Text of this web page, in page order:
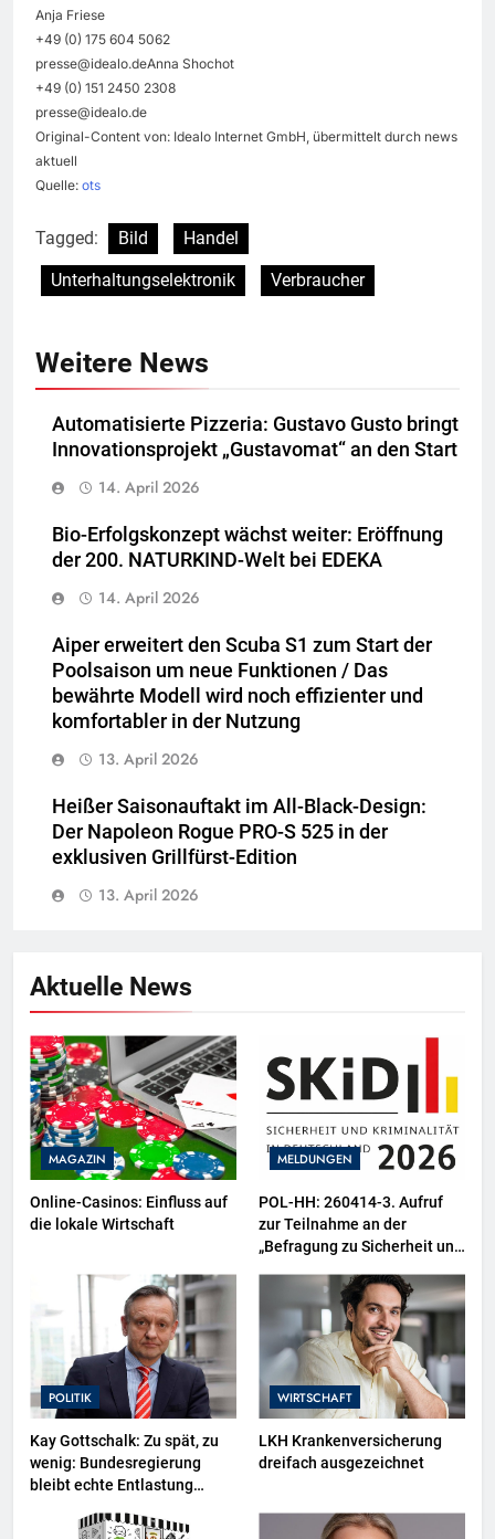
Anja Friese
+49 (0) 175 604 5062
presse@idealo.deAnna Shochot
+49 (0) 151 2450 2308
presse@idealo.de
Original-Content von: Idealo Internet GmbH, übermittelt durch news
aktuell
Quelle: ots
Tagged: Bild
Handel
Unterhaltungselektronik
Verbraucher
Weitere News
Automatisierte Pizzeria: Gustavo Gusto bringt
Innovationsprojekt „Gustavomat“ an den Start
14. April 2026
Bio-Erfolgskonzept wächst weiter: Eröffnung
der 200. NATURKIND-Welt bei EDEKA
14. April 2026
Aiper erweitert den Scuba S1 zum Start der
Poolsaison um neue Funktionen / Das
bewährte Modell wird noch effizienter und
komfortabler in der Nutzung
13. April 2026
Heißer Saisonauftakt im All-Black-Design:
Der Napoleon Rogue PRO-S 525 in der
exklusiven Grillfürst-Edition
13. April 2026
Aktuelle News
MAGAZIN
Online-Casinos: Einfluss auf
die lokale Wirtschaft
MELDUNGEN
POL-HH: 260414-3. Aufruf
zur Teilnahme an der
„Befragung zu Sicherheit und
(SKiD) 2026“
POLITIK
Kay Gottschalk: Zu spät, zu
wenig: Bundesregierung
bleibt echte Entlastung
WIRTSCHAFT
LKH Krankenversicherung
dreifach ausgezeichnet